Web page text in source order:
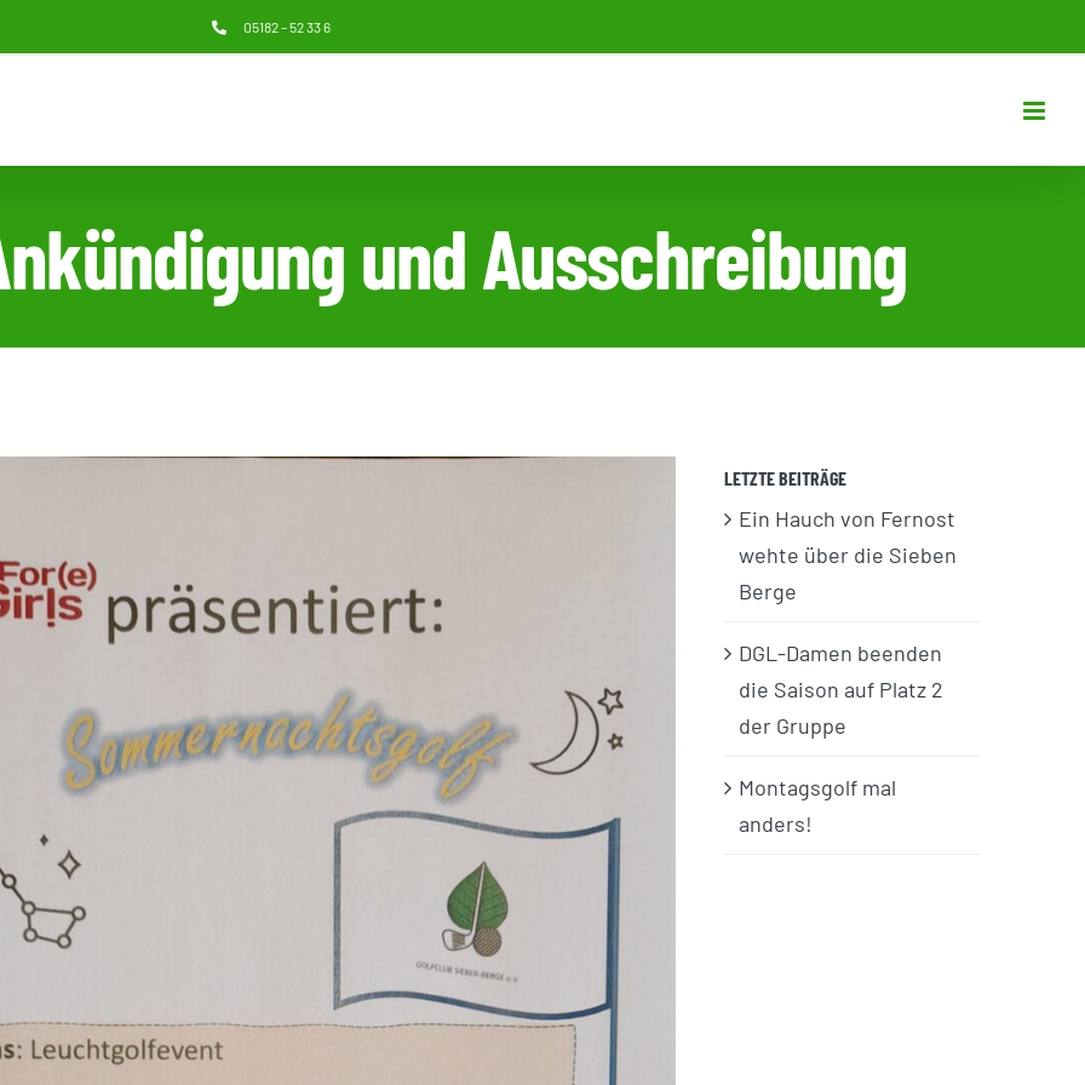
05182 – 52 33 6
und Ausschreibung
LETZTE BEITRÄGE
Ein Hauch von Fernost
wehte über die Sieben
Berge
DGL-Damen beenden
die Saison auf Platz 2
der Gruppe
Montagsgolf mal
anders!